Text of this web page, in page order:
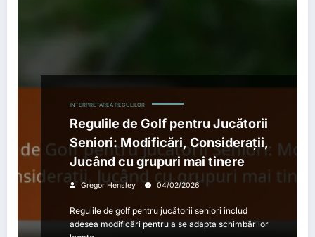
INTERPRETAREA REGULILOR
Regulile de Golf pentru Jucătorii
Seniori: Modificări, Considerații,
Jucând cu grupuri mai tinere
Gregor Hensley 04/02/2026
Regulile de golf pentru jucătorii seniori includ
adesea modificări pentru a se adapta schimbărilor